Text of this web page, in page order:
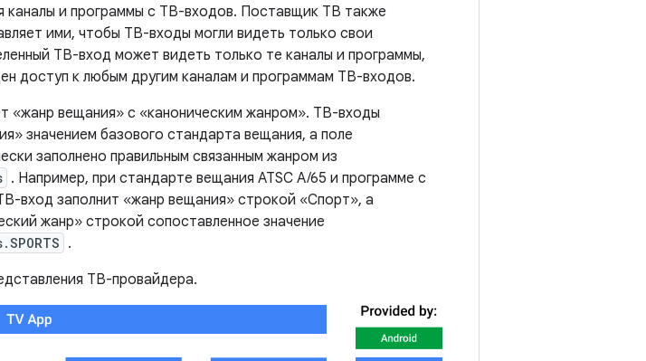
каналы и программы с ТВ-входов. Поставщик ТВ также
ими, чтобы ТВ-входы могли видеть только свои
ТВ-вход может видеть только те каналы и программы,
доступ к любым другим каналам и программам ТВ-входов.
«жанр вещания» с «каноническим жанром». ТВ-входы
значением базового стандарта вещания, а поле
заполнено правильным связанным жанром из
. Например, при стандарте вещания ATSC A/65 и программе с
вход заполнит «жанр вещания» строкой «Спорт», а
жанр» строкой сопоставленное значение
.
ТВ-провайдера.